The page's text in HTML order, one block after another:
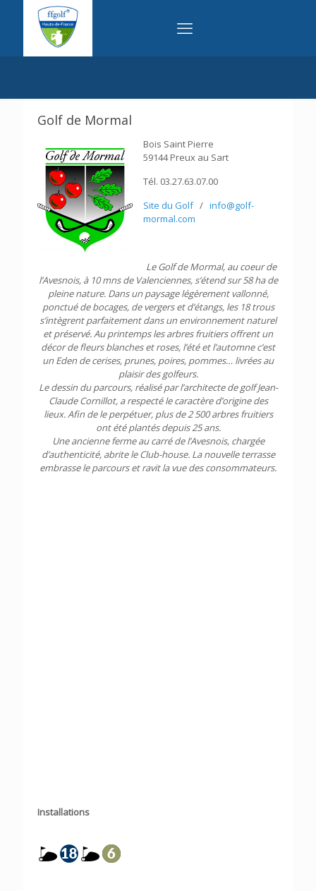
Golf de Mormal
Bois Saint Pierre
59144 Preux au Sart
Tél. 03.27.63.07.00
Site du Golf/ info@golf-
mormal.com
Le Golf de Mormal, au coeur de
l’Avesnois, à 10 mns de Valenciennes, s’étend sur 58 ha de
pleine nature. Dans un paysage légèrement vallonné,
ponctué de bocages, de vergers et d’étangs, les 18 trous
s’intègrent parfaitement dans un environnement naturel
et préservé. Au printemps les arbres fruitiers offrent un
décor de fleurs blanches et roses, l’été et l’automne c’est
un Eden de cerises, prunes, poires, pommes… livrées au
plaisir des golfeurs.
Le dessin du parcours, réalisé par l’architecte de golf Jean-
Claude Cornillot, a respecté le caractère d’origine des
lieux. Afin de le perpétuer, plus de 2 500 arbres fruitiers
ont été plantés depuis 25 ans.
Une ancienne ferme au carré de l’Avesnois, chargée
d’authenticité, abrite le Club-house. La nouvelle terrasse
embrasse le parcours et ravit la vue des consommateurs.
Installations